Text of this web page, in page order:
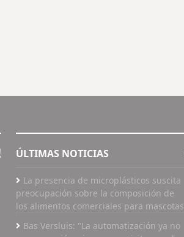
ÚLTIMAS NOTICIAS
La presencia de microplásticos suscita
preocupación sobre la composición de
los alimentos comerciales para mascotas
Bas Versluis: "La automatización ya no